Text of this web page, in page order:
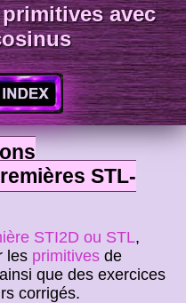
avec
STL-
STI2D ou STL,
les primitives de
ainsi que des exercices
corrigés.